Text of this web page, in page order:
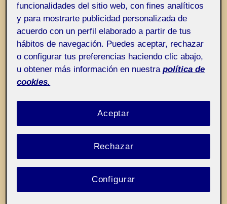
Entrada de incidencias o sugerencias
Etiqueta:¡Oh «ohs»! ¡Adiós!
(…)
funcionalidades del sitio web, con fines analíticos
y para mostrarte publicidad personalizada de
acuerdo con un perfil elaborado a partir de tus
hábitos de navegación. Puedes aceptar, rechazar
o configurar tus preferencias haciendo clic abajo,
u obtener más información en nuestra política de
cookies.
Rechazar
Aceptar
Configurar